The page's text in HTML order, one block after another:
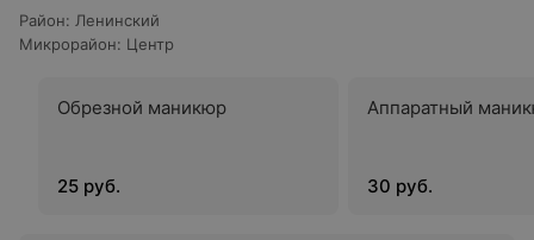
Район: Ленинский
Микрорайон: Центр
Обрезной маникюр
25 руб.
Аппаратный
30 руб.